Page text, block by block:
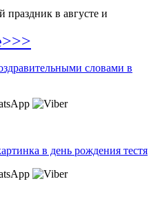
в августе и